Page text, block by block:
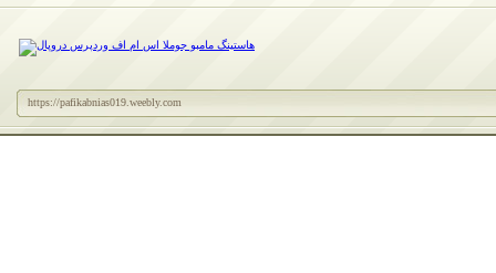
https://pafikabnias019.weebly.com